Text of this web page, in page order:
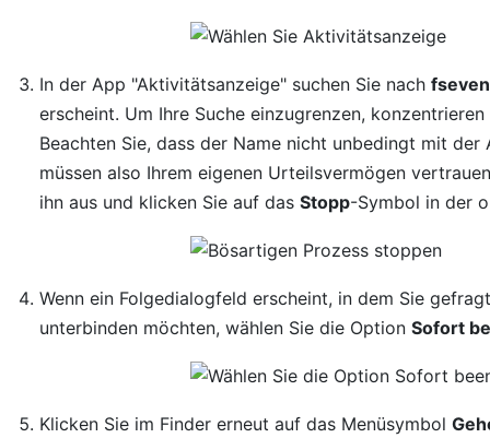
In der App "Aktivitätsanzeige" suchen Sie nach
erscheint. Um Ihre Suche einzugrenzen,
Beachten Sie, dass der Name nicht unbedingt mit
müssen also Ihrem eigenen Urteilsvermögen
ihn aus und klicken Sie auf dasStopp-Symbol in der
Wenn ein Folgedialogfeld erscheint, in dem Sie
unterbinden möchten, wählen Sie die OptionSofort
Klicken Sie im Finder erneut auf das Menüsymbol